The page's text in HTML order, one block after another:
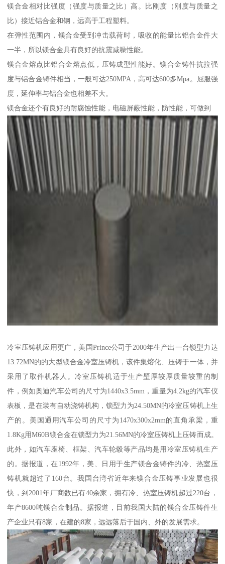
镁合金相对比强度（强度与质量之比）高。比刚度（刚度与质量之
比）接近铝合金和钢，远高于工程塑料。
在弹性范围内，镁合金受到冲击载荷时，吸收的能量比铝合金件大
一半，所以镁合金具有良好的抗震减噪性能。
镁合金熔点比铝合金熔点低，压铸成型性能好。镁合金铸件抗拉强
度与铝合金铸件相当，一般可达250MPA，高可达600多Mpa。屈服强
度，延伸率与铝合金也相差不大。
镁合金还个有良好的耐腐蚀性能，电磁屏蔽性能，防性能，可做到
冷室压铸机应用更广，美国Prince公司于2000年生产出一台锁型力达
13.72MN的的大型镁合金冷室压铸机，该件集熔化、压铸于一体，并
采用了取件机器人。冷室压铸机适于生产壁厚较厚质量较重的制
件，例如奥迪汽车公司的尺寸为1440x3.5mm，重量为4.2kg的汽车仪
表板，是在装有自动浇铸机构，锁型力为24.50MN的冷室压铸机上生
产的。美国通用汽车公司的尺寸为1470x300x2mm的直角承梁，重
1.8Kg用M60B镁合金在锁型力为21.56MN的冷室压铸机上压铸而成。
此外，如汽车座椅、框架、汽车轮毂等产品均是用冷室压铸机生产
的。据报道，在1992年，美、日用于生产镁合金铸件的冷、热室压
铸机就超过了160台。我国台湾省近年来镁合金压铸事业发展也很
快，到2001年厂商数已有40余家，拥有冷、热室压铸机超过220台，
年产8600吨镁合金制品。据报道，目前我国大陆的镁合金压铸件生
产企业只有8家，在建的8家，远远落后于国内、外的发展需求。